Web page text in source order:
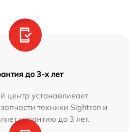
до 3-х лет
центр устанавливает
техники Sightron и
гарантию до 3 лет.